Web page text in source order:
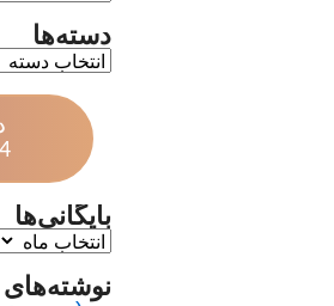
دسته‌ها
بایگانی‌ها
نوشته‌های